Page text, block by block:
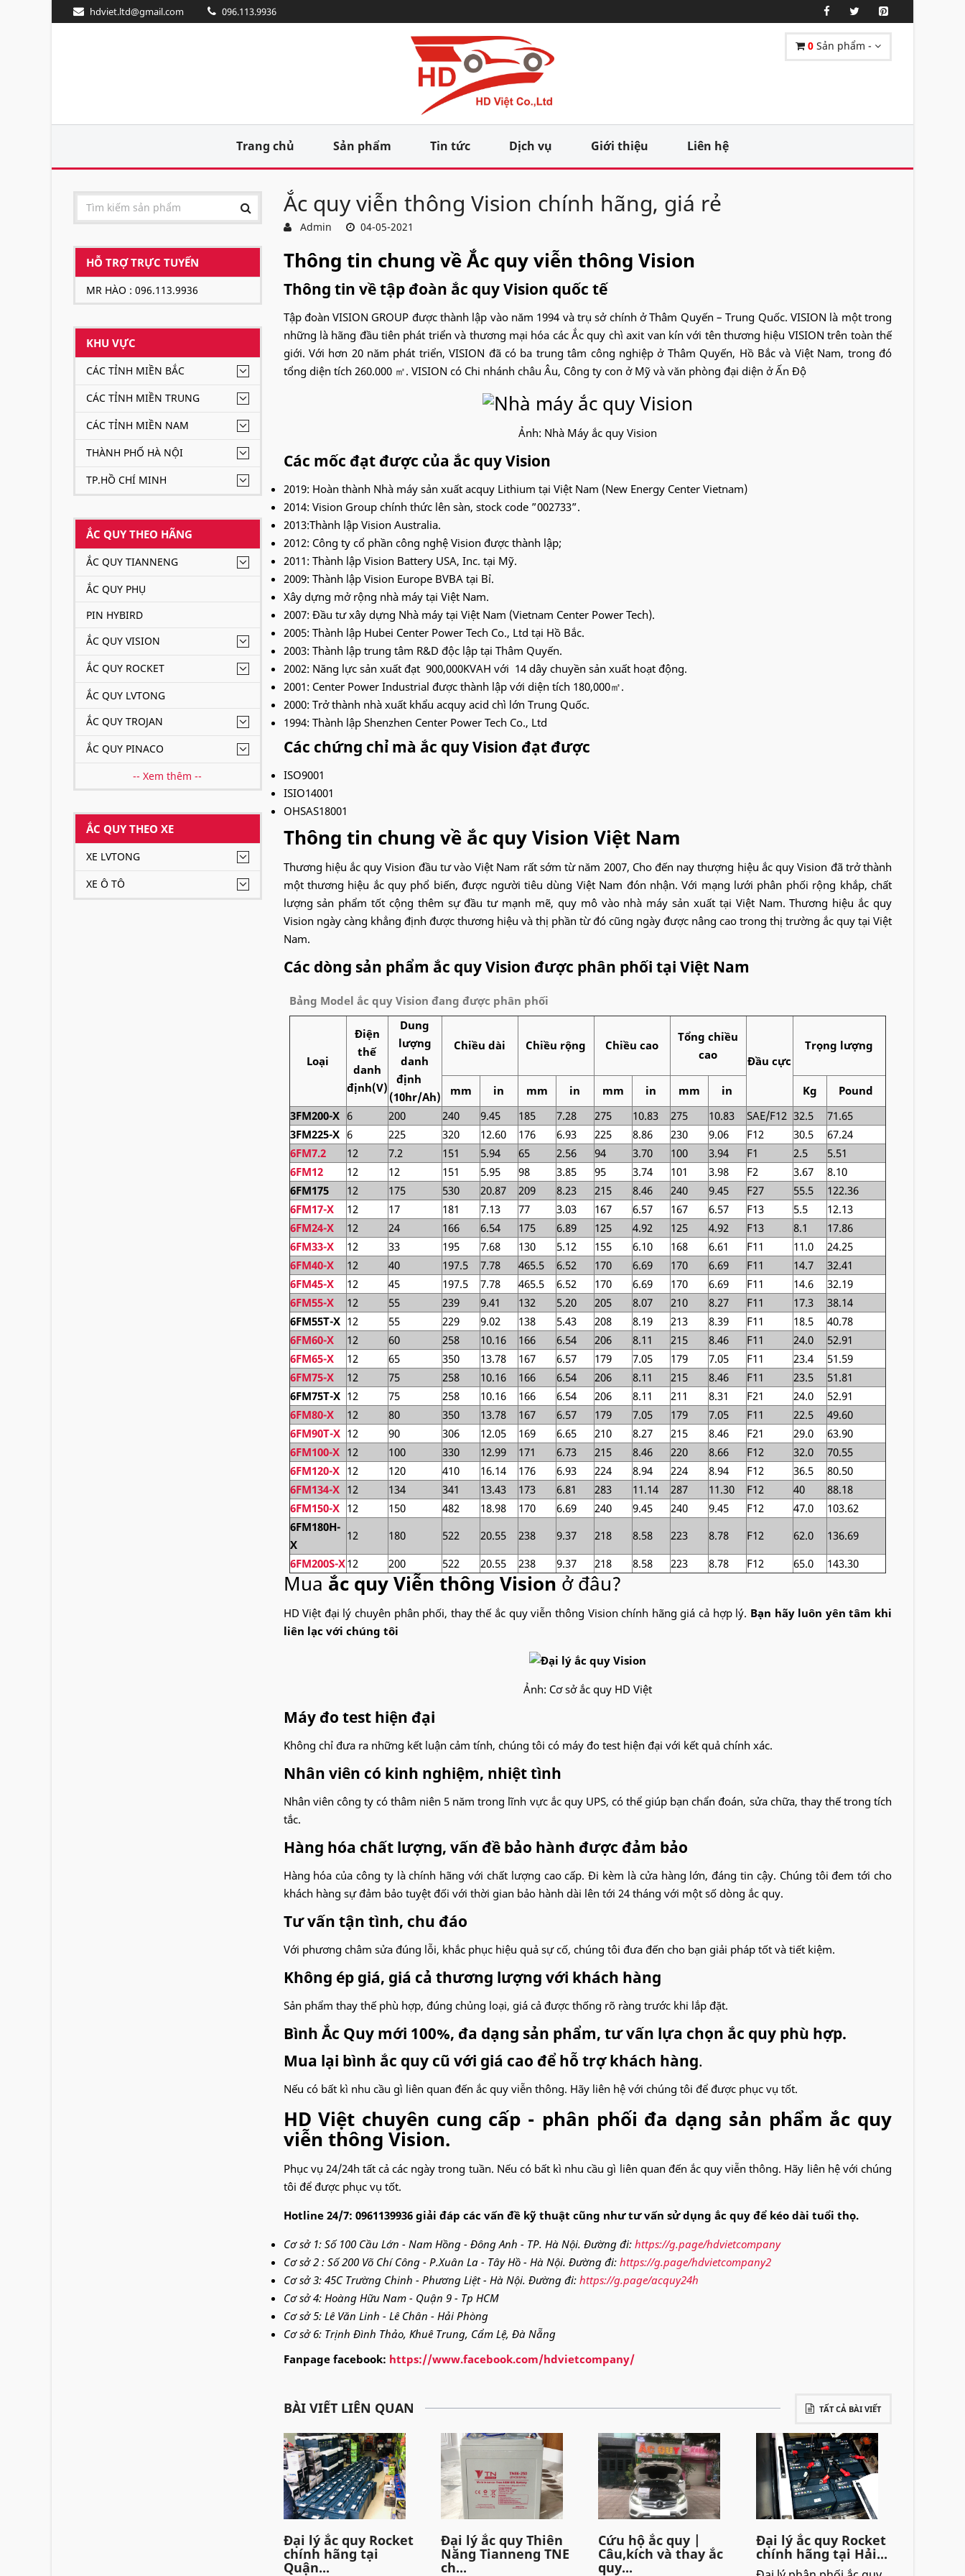
hdviet.ltd@gmail.com 096.113.9936
0 Sản phẩm -
Trang chủ Sản phẩm Tin tức Dịch vụ Giới thiệu Liên hệ
HỖ TRỢ TRỰC TUYẾN
MR HÀO : 096.113.9936
KHU VỰC
CÁC TỈNH MIỀN BẮC
CÁC TỈNH MIỀN TRUNG
CÁC TỈNH MIỀN NAM
THÀNH PHỐ HÀ NỘI
TP.HỒ CHÍ MINH
ẮC QUY THEO HÃNG
ẮC QUY TIANNENG
ẮC QUY PHỤ
PIN HYBIRD
ẮC QUY VISION
ẮC QUY ROCKET
ẮC QUY LVTONG
ẮC QUY TROJAN
ẮC QUY PINACO
-- Xem thêm --
ẮC QUY THEO XE
XE LVTONG
XE Ô TÔ
Ắc quy viễn thông Vision chính hãng, giá rẻ
Admin 04-05-2021
Thông tin chung về Ắc quy viễn thông Vision
Thông tin về tập đoàn ắc quy Vision quốc tế
Tập đoàn VISION GROUP được thành lập vào năm 1994 và trụ sở chính ở Thâm Quyến – Trung Quốc. VISION là một trong
những là hãng đầu tiên phát triển và thương mại hóa các Ắc quy chì axit van kín với tên thương hiệu VISION trên toàn thế
giới. Với hơn 20 năm phát triển, VISION đã có ba trung tâm công nghiệp ở Thâm Quyến, Hồ Bắc và Việt Nam, trong đó
tổng diện tích 260.000 ㎡. VISION có Chi nhánh châu Âu, Công ty con ở Mỹ và văn phòng đại diện ở Ấn Độ
Ảnh: Nhà Máy ắc quy Vision
Các mốc đạt được của ắc quy Vision
2019: Hoàn thành Nhà máy sản xuất acquy Lithium tại Việt Nam (New Energy Center Vietnam)
2014: Vision Group chính thức lên sàn, stock code ”002733”.
2013:Thành lập Vision Australia.
2012: Công ty cổ phần công nghệ Vision được thành lập;
2011: Thành lập Vision Battery USA, Inc. tại Mỹ.
2009: Thành lập Vision Europe BVBA tại Bỉ.
Xây dựng mở rộng nhà máy tại Việt Nam.
2007: Đầu tư xây dựng Nhà máy tại Việt Nam (Vietnam Center Power Tech).
2005: Thành lập Hubei Center Power Tech Co., Ltd tại Hồ Bắc.
2003: Thành lập trung tâm R&D độc lập tại Thâm Quyến.
2002: Năng lực sản xuất đạt 900,000KVAH với 14 dây chuyền sản xuất hoạt động.
2001: Center Power Industrial được thành lập với diện tích 180,000㎡.
2000: Trở thành nhà xuất khẩu acquy acid chì lớn Trung Quốc.
1994: Thành lập Shenzhen Center Power Tech Co., Ltd
Các chứng chỉ mà ắc quy Vision đạt được
ISO9001
ISIO14001
OHSAS18001
Thông tin chung về ắc quy Vision Việt Nam
Thương hiệu ắc quy Vision đầu tư vào Việt Nam rất sớm từ năm 2007, Cho đến nay thượng hiệu ắc quy Vision đã trở thành
một thương hiệu ắc quy phổ biến, được người tiêu dùng Việt Nam đón nhận. Với mạng lưới phân phối rộng khắp, chất
lượng sản phẩm tốt cộng thêm sự đầu tư mạnh mẽ, quy mô vào nhà máy sản xuất tại Việt Nam. Thương hiệu ắc quy
Vision ngày càng khẳng định được thương hiệu và thị phần từ đó cũng ngày được nâng cao trong thị trường ắc quy tại Việt
Nam.
Các dòng sản phẩm ắc quy Vision được phân phối tại Việt Nam
Bảng Model ắc quy Vision đang được phân phối
Loại
Điện
thế
danh
định(V)
Dung
lượng
danh
định
(10hr/Ah)
Chiều dài Chiều rộng Chiều cao
Tổng chiều
cao
Đầu cực
Trọng lượng
mm in mm in mm in mm in Kg
Pound
3FM200-X 6 200 240 9.45 185 7.28 275 10.83 275 10.83 SAE/F12 32.5
71.65
3FM225-X 6 225 320 12.60 176 6.93 225 8.86 230 9.06 F12 30.5
67.24
6FM7.2
12 7.2 151 5.94 65 2.56 94 3.70 100 3.94 F1 2.5
5.51
6FM12
12 12 151 5.95 98 3.85 95 3.74 101 3.98 F2 3.67
8.10
6FM175
12 175 530 20.87 209 8.23 215 8.46 240 9.45 F27 55.5
122.36
6FM17-X
12 17 181 7.13 77 3.03 167 6.57 167 6.57 F13 5.5
12.13
6FM24-X
12 24 166 6.54 175 6.89 125 4.92 125 4.92 F13 8.1
17.86
6FM33-X
12 33 195 7.68 130 5.12 155 6.10 168 6.61 F11 11.0
24.25
6FM40-X
12 40 197.5 7.78 465.5 6.52 170 6.69 170 6.69 F11 14.7
32.41
6FM45-X
12 45 197.5 7.78 465.5 6.52 170 6.69 170 6.69 F11 14.6
32.19
6FM55-X
12 55 239 9.41 132 5.20 205 8.07 210 8.27 F11 17.3
38.14
6FM55T-X 12 55 229 9.02 138 5.43 208 8.19 213 8.39 F11 18.5
40.78
6FM60-X
12 60 258 10.16 166 6.54 206 8.11 215 8.46 F11 24.0
52.91
6FM65-X
12 65 350 13.78 167 6.57 179 7.05 179 7.05 F11 23.4
51.59
6FM75-X
12 75 258 10.16 166 6.54 206 8.11 215 8.46 F11 23.5
51.81
6FM75T-X 12 75 258 10.16 166 6.54 206 8.11 211 8.31 F21 24.0
52.91
6FM80-X
12 80 350 13.78 167 6.57 179 7.05 179 7.05 F11 22.5
49.60
6FM90T-X 12 90 306 12.05 169 6.65 210 8.27 215 8.46 F21 29.0
63.90
6FM100-X 12 100 330 12.99 171 6.73 215 8.46 220 8.66 F12 32.0
70.55
6FM120-X 12 120 410 16.14 176 6.93 224 8.94 224 8.94 F12 36.5
80.50
6FM134-X 12 134 341 13.43 173 6.81 283 11.14 287 11.30 F12 40
88.18
6FM150-X 12 150 482 18.98 170 6.69 240 9.45 240 9.45 F12 47.0
103.62
6FM180H-
X
12 180 522 20.55 238 9.37 218 8.58 223 8.78 F12 62.0
136.69
6FM200S-X12 200 522 20.55 238 9.37 218 8.58 223 8.78 F12 65.0 143.30
Mua ắc quy Viễn thông Vision ở đâu?
HD Việt đại lý chuyên phân phối, thay thế ắc quy viễn thông Vision chính hãng giá cả hợp lý. Bạn hãy luôn yên tâm khi
liên lạc với chúng tôi
Ảnh: Cơ sở ắc quy HD Việt
Máy đo test hiện đại
Không chỉ đưa ra những kết luận cảm tính, chúng tôi có máy đo test hiện đại với kết quả chính xác.
Nhân viên có kinh nghiệm, nhiệt tình
Nhân viên công ty có thâm niên 5 năm trong lĩnh vực ắc quy UPS, có thể giúp bạn chẩn đoán, sửa chữa, thay thế trong tích
tắc.
Hàng hóa chất lượng, vấn đề bảo hành được đảm bảo
Hàng hóa của công ty là chính hãng với chất lượng cao cấp. Đi kèm là cửa hàng lớn, đáng tin cậy. Chúng tôi đem tới cho
khách hàng sự đảm bảo tuyệt đối với thời gian bảo hành dài lên tới 24 tháng với một số dòng ắc quy.
Tư vấn tận tình, chu đáo
Với phương châm sửa đúng lỗi, khắc phục hiệu quả sự cố, chúng tôi đưa đến cho bạn giải pháp tốt và tiết kiệm.
Không ép giá, giá cả thương lượng với khách hàng
Sản phẩm thay thế phù hợp, đúng chủng loại, giá cả được thống rõ ràng trước khi lắp đặt.
Bình Ắc Quy mới 100%, đa dạng sản phẩm, tư vấn lựa chọn ắc quy phù hợp.
Mua lại bình ắc quy cũ với giá cao để hỗ trợ khách hàng.
Nếu có bất kì nhu cầu gì liên quan đến ắc quy viễn thông. Hãy liên hệ với chúng tôi để được phục vụ tốt.
HD Việt chuyên cung cấp - phân phối đa dạng sản phẩm ắc quy
viễn thông Vision.
Phục vụ 24/24h tất cả các ngày trong tuần. Nếu có bất kì nhu cầu gì liên quan đến ắc quy viễn thông. Hãy liên hệ với chúng
tôi để được phục vụ tốt.
Hotline 24/7: 0961139936 giải đáp các vấn đề kỹ thuật cũng như tư vấn sử dụng ắc quy để kéo dài tuổi thọ.
Cơ sở 1: Số 100 Cầu Lớn - Nam Hồng - Đông Anh - TP. Hà Nội. Đường đi: https://g.page/hdvietcompany
Cơ sở 2 : Số 200 Võ Chí Công - P.Xuân La - Tây Hồ - Hà Nội. Đường đi: https://g.page/hdvietcompany2
Cơ sở 3: 45C Trường Chinh - Phương Liệt - Hà Nội. Đường đi: https://g.page/acquy24h
Cơ sở 4: Hoàng Hữu Nam - Quận 9 - Tp HCM
Cơ sở 5: Lê Văn Linh - Lê Chân - Hải Phòng
Cơ sở 6: Trịnh Đình Thảo, Khuê Trung, Cẩm Lệ, Đà Nẵng
Fanpage facebook: https://www.facebook.com/hdvietcompany/
TẤT CẢ BÀI VIẾT
BÀI VIẾT LIÊN QUAN
Đại lý ắc quy Rocket
chính hãng tại
Quận...
Đại lý ắc quy Thiên
Năng Tianneng TNE
ch...
Cứu hộ ắc quy |
Câu,kích và thay ắc
quy...
Đại lý ắc quy Rocket
chính hãng tại Hải...